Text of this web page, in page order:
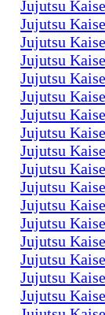
Jujutsu
Jujutsu
Jujutsu
Jujutsu
Jujutsu
Jujutsu
Jujutsu
Jujutsu
Jujutsu
Jujutsu
Jujutsu
Jujutsu
Jujutsu
Jujutsu
Jujutsu
Jujutsu
Jujutsu